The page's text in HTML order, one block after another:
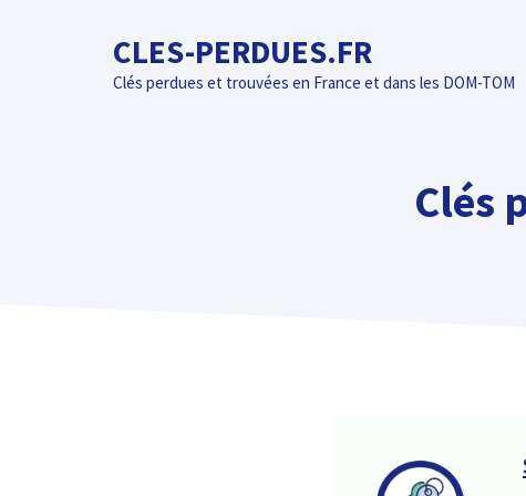
CLES-PERDUES.FR
Clés perdues et trouvées en France et dans les DOM-TOM
Clés